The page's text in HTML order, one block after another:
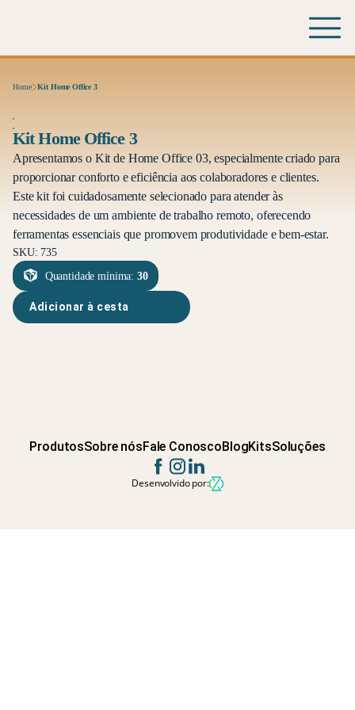
Home Kit Home Office 3
Kit Home Office 3
Apresentamos o Kit de Home Office 03, especialmente criado para
proporcionar conforto e eficiência aos colaboradores e clientes.
Este kit foi cuidadosamente selecionado para atender às
necessidades de um ambiente de trabalho remoto, oferecendo
ferramentas essenciais que promovem produtividade e bem-estar.
SKU: 735
Quantidade mínima: 30
Adicionar à cesta
ProdutosSobre nósFale ConoscoBlogKitsSoluções
Desenvolvido por: